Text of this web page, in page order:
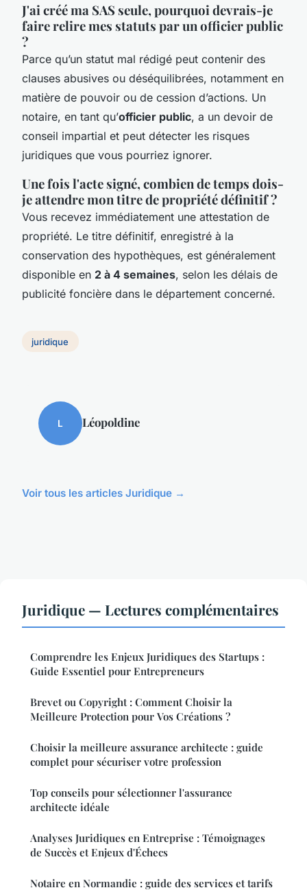
J'ai créé ma SAS seule, pourquoi devrais-je
faire relire mes statuts par un officier public
?
Parce qu’un statut mal rédigé peut contenir des
clauses abusives ou déséquilibrées, notamment en
matière de pouvoir ou de cession d’actions. Un
notaire, en tant qu’officier public, a un devoir de
conseil impartial et peut détecter les risques
juridiques que vous pourriez ignorer.
Une fois l'acte signé, combien de temps dois-
je attendre mon titre de propriété définitif ?
Vous recevez immédiatement une attestation de
propriété. Le titre définitif, enregistré à la
conservation des hypothèques, est généralement
disponible en 2 à 4 semaines, selon les délais de
publicité foncière dans le département concerné.
juridique
L Léopoldine
Voir tous les articles Juridique →
Juridique — Lectures complémentaires
Comprendre les Enjeux Juridiques des Startups :
Guide Essentiel pour Entrepreneurs
Brevet ou Copyright : Comment Choisir la
Meilleure Protection pour Vos Créations ?
Choisir la meilleure assurance architecte : guide
complet pour sécuriser votre profession
Top conseils pour sélectionner l'assurance
architecte idéale
Analyses Juridiques en Entreprise : Témoignages
de Succès et Enjeux d'Échecs
Notaire en Normandie : guide des services et tarifs